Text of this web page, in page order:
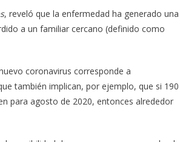
, reveló que la enfermedad ha generado una
a un familiar cercano (definido como
coronavirus corresponde a
también implican, por ejemplo, que si 190
para agosto de 2020, entonces alrededor